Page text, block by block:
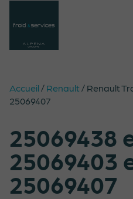
Accueil / Renault/ Renault
25069407
25069438
25069403
25069407